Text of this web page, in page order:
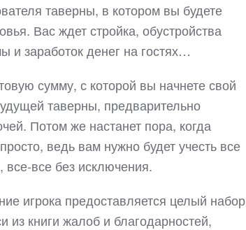
таверны, в котором вы будете
Вас ждет стройка, обустройства
и заработок денег на гостях…
сумму, с которой вы начнете свой
таверны, предварительно
Потом же настанет пора, когда
ведь вам нужно будет учесть все
все без исключения.
игрока предоставляется целый набор
из книги жалоб и благодарностей,